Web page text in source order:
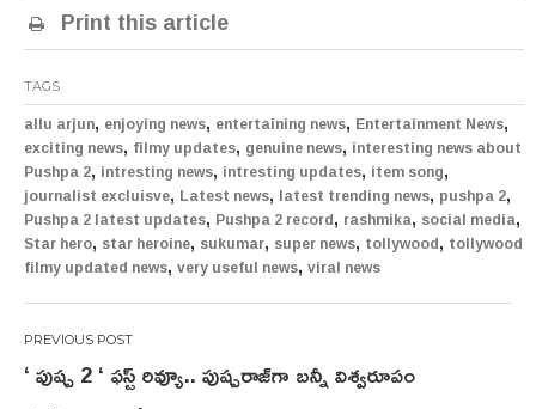
Print this article
TAGS
allu arjun, enjoying news, entertaining news, Entertainment News,
exciting news, filmy updates, genuine news, interesting news about
Pushpa 2, intresting news, intresting updates, item song,
journalist excluisve, Latest news, latest trending news, pushpa 2,
Pushpa 2 latest updates, Pushpa 2 record, rashmika, social media,
Star hero, star heroine, sukumar, super news, tollywood, tollywood
filmy updated news, very useful news, viral news
Post
navigation
‘ పుష్ప 2 ‘ ఫస్ట్ రివ్యూ.. పుష్పరాజ్‌గా బ‌న్నీ విశ్వరూపం